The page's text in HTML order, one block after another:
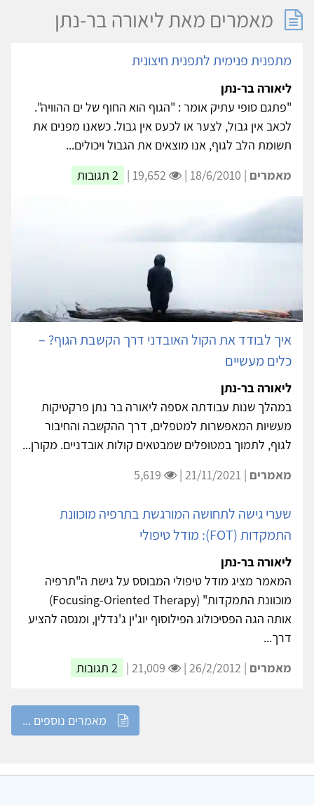
מאמרים מאת ליאורה בר-נתן
מתפנית פנימית לתפנית חיצונית
ליאורה בר-נתן
"פתגם סופי עתיק אומר : "הגוף הוא החוף של ים ההוויה".
לכאב אין גבול, לצער או לכעס אין גבול. כשאנו מפנים את
תשומת הלב לגוף, אנו מוצאים את הגבול ויכולים...
מאמרים | 18/6/2010 | 2 תגובות
איך לבודד את הקול האובדני דרך הקשבת הגוף? –
כלים מעשיים
ליאורה בר-נתן
במהלך שנות עבודתה אספה ליאורה בר נתן פרקטיקות
מעשיות המאפשרות למטפלים, דרך ההקשבה והחיבור
לגוף, לתמוך במטופלים שמבטאים קולות אובדניים. מקורן...
מאמרים | 21/11/2021 |
שערי גישה לתחושה המורגשת בתרפיה מוכוונת
התמקדות (FOT): מודל טיפולי
ליאורה בר-נתן
המאמר מציג מודל טיפולי המבוסס על גישת ה"תרפיה
מוכוונת התמקדות" (Focusing-Oriented Therapy)
אותה הגה הפסיכולוג הפילוסוף יוג'ין ג'נדלין, ומנסה להציע
דרך...
מאמרים | 26/2/2012 | 2 תגובות
מאמרים נוספים ...